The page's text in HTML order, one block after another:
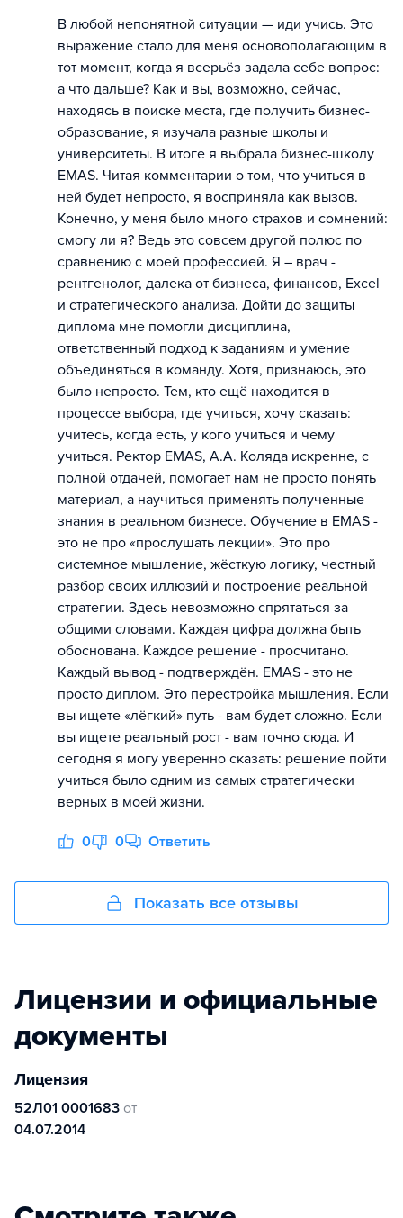
В любой непонятной ситуации — иди учись. Это
выражение стало для меня основополагающим в
тот момент, когда я всерьёз задала себе вопрос:
а что дальше? Как и вы, возможно, сейчас,
находясь в поиске места, где получить бизнес-
образование, я изучала разные школы и
университеты. В итоге я выбрала бизнес-школу
EMAS. Читая комментарии о том, что учиться в
ней будет непросто, я восприняла как вызов.
Конечно, у меня было много страхов и сомнений:
смогу ли я? Ведь это совсем другой полюс по
сравнению с моей профессией. Я – врач -
рентгенолог, далека от бизнеса, финансов, Excel
и стратегического анализа. Дойти до защиты
диплома мне помогли дисциплина,
ответственный подход к заданиям и умение
объединяться в команду. Хотя, признаюсь, это
было непросто. Тем, кто ещё находится в
процессе выбора, где учиться, хочу сказать:
учитесь, когда есть, у кого учиться и чему
учиться. Ректор EMAS, А.А. Коляда искренне, с
полной отдачей, помогает нам не просто понять
материал, а научиться применять полученные
знания в реальном бизнесе. Обучение в EMAS -
это не про «прослушать лекции». Это про
системное мышление, жёсткую логику, честный
разбор своих иллюзий и построение реальной
стратегии. Здесь невозможно спрятаться за
общими словами. Каждая цифра должна быть
обоснована. Каждое решение - просчитано.
Каждый вывод - подтверждён. EMAS - это не
просто диплом. Это перестройка мышления. Если
вы ищете «лёгкий» путь - вам будет сложно. Если
вы ищете реальный рост - вам точно сюда. И
сегодня я могу уверенно сказать: решение пойти
учиться было одним из самых стратегически
верных в моей жизни.
0 0 Ответить
Показать все отзывы
Лицензии и официальные
документы
Лицензия
52Л01 0001683 от
04.07.2014